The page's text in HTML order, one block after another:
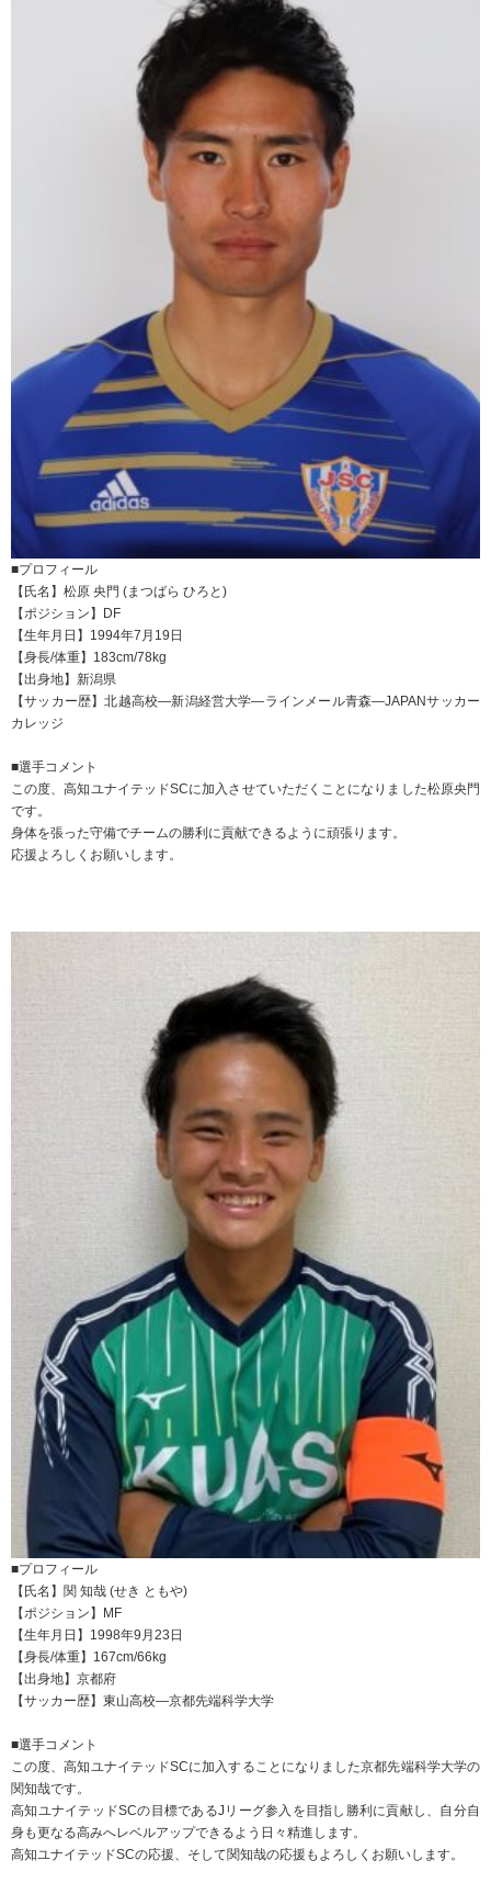
■プロフィール
【氏名】松原 央門 (まつばら ひろと)
【ポジション】DF
【生年月日】1994年7月19日
【身長/体重】183cm/78kg
【出身地】新潟県
【サッカー歴】北越高校―新潟経営大学―ラインメール青森―JAPANサッカー
カレッジ
■選手コメント
この度、高知ユナイテッドSCに加入させていただくことになりました松原央門
です。
身体を張った守備でチームの勝利に貢献できるように頑張ります。
応援よろしくお願いします。
■プロフィール
【氏名】関 知哉 (せき ともや)
【ポジション】MF
【生年月日】1998年9月23日
【身長/体重】167cm/66kg
【出身地】京都府
【サッカー歴】東山高校―京都先端科学大学
■選手コメント
この度、高知ユナイテッドSCに加入することになりました京都先端科学大学の
関知哉です。
高知ユナイテッドSCの目標であるJリーグ参入を目指し勝利に貢献し、自分自
身も更なる高みへレベルアップできるよう日々精進します。
高知ユナイテッドSCの応援、そして関知哉の応援もよろしくお願いします。